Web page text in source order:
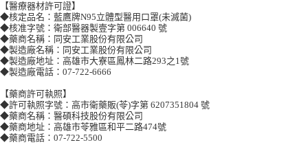
【醫療器材許可證】
◆核定品名：藍鷹牌N95立體型醫用口罩(未滅菌)
◆核准字號：衛部醫器製壹字第 006640 號
◆藥商名稱：同安工業股份有限公司
◆製造廠名稱：同安工業股份有限公司
◆製造廠地址：高雄市大寮區鳳林二路293之1號
◆製造廠電話：07-722-6666
【藥商許可執照】
◆許可執照字號：高市衛藥販(苓)字第 6207351804 號
◆藥商名稱：醫碩科技股份有限公司
◆藥商地址：高雄市苓雅區和平二路474號
◆藥商電話：07-722-5500